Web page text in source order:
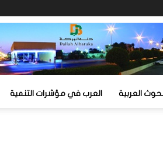
العربية العرب في مؤشرات التنمية